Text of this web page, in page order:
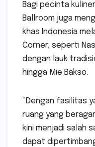
Bagi pecinta
Ballroom juga
khas Indonesia
Corner, seperti
dengan lauk
hingga Mie Bakso.
“Dengan fasilitas
ruang yang
kini menjadi salah
dapat